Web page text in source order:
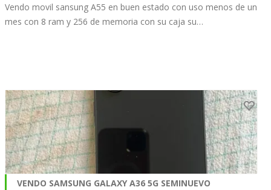
Vendo movil sansung A55 en buen estado con uso menos de un
mes con 8 ram y 256 de memoria con su caja su…
VENDO SAMSUNG GALAXY A36 5G SEMINUEVO